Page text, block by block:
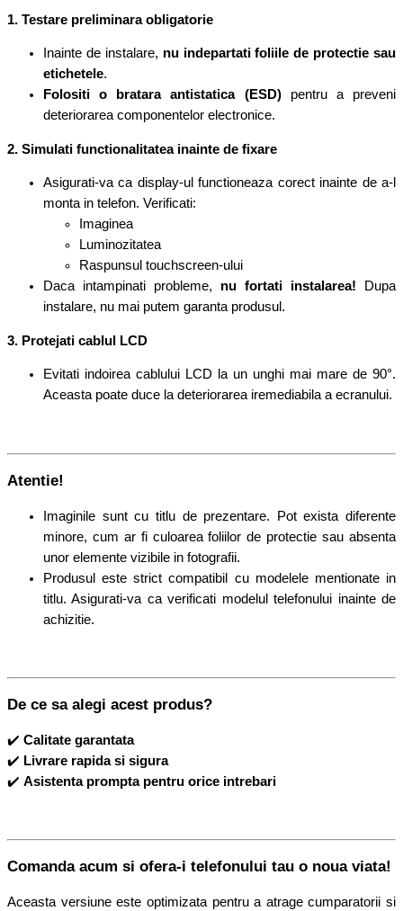
1. Testare preliminara obligatorie
Inainte de instalare, nu indepartati foliile de protectie sau
etichetele.
Folositi o bratara antistatica (ESD)pentru a preveni
deteriorarea componentelor electronice.
2. Simulati functionalitatea inainte de fixare
Asigurati-va ca display-ul functioneaza corect inainte de a-l
monta in telefon. Verificati:
Imaginea
Luminozitatea
Raspunsul touchscreen-ului
Daca intampinati probleme, nu fortati instalarea! Dupa
instalare, nu mai putem garanta produsul.
3. Protejati cablul LCD
Evitati indoirea cablului LCD la un unghi mai mare de 90°.
Aceasta poate duce la deteriorarea iremediabila a ecranului.
Atentie!
Imaginile sunt cu titlu de prezentare. Pot exista diferente
minore, cum ar fi culoarea foliilor de protectie sau absenta
unor elemente vizibile in fotografii.
Produsul este strict compatibil cu modelele mentionate in
titlu. Asigurati-va ca verificati modelul telefonului inainte de
achizitie.
De ce sa alegi acest produs?
✔️ Calitate garantata
✔️ Livrare rapida si sigura
✔️ Asistenta prompta pentru orice intrebari
Comanda acum si ofera-i telefonului tau o noua viata!
Aceasta versiune este optimizata pentru a atrage cumparatorii si